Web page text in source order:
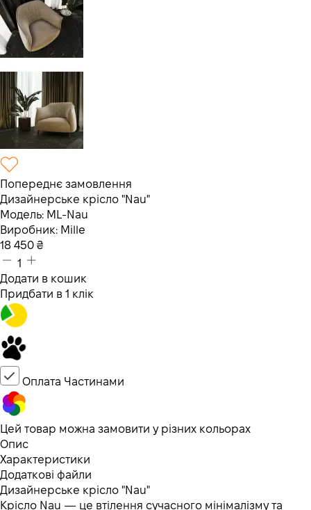
Попереднє замовлення
Дизайнерське крісло "Nau"
Модель: ML-Nau
Виробник: Mille
18 450 ₴
1
Додати в кошик
Придбати в 1 клік
Оплата Частинами
Цей товар можна замовити у різних кольорах
Опис
Характеристики
Додаткові файли
Дизайнерське крісло "Nau"
Крісло Nau — це втілення сучасного мінімалізму та